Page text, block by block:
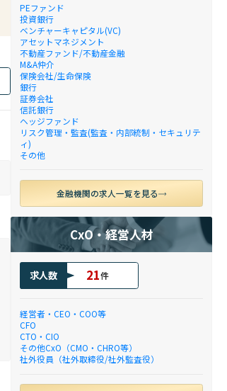
PEファンド
投資銀行
ベンチャーキャピタル(VC)
アセットマネジメント
不動産ファンド/不動産金融
M&A仲介
保険会社/生命保険
銀行
証券会社
信託銀行
ヘッジファンド
リスク管理・監査(監査・内部統制・セキュリテ
ィ)
その他
金融機関の求人一覧を見る
CxO・経営人材
求人数 21件
経営者・CEO・COO等
CFO
CTO・CIO
その他CxO（CMO・CHRO等）
社外役員（社外取締役/社外監査役）